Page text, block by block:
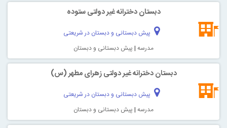
دبستان دخترانه غیر دولتی ستوده
پیش دبستانی و دبستان در شریعتی
مدرسه | پیش دبستانی و دبستان
دبستان دخترانه غیر دولتی زهرای مطهر (س)
پیش دبستانی و دبستان در شریعتی
مدرسه | پیش دبستانی و دبستان